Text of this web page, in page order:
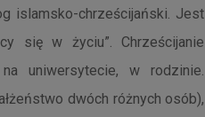
islamsko-chrześcijański. Jest
się w życiu”. Chrześcijanie
uniwersytecie, w rodzinie.
dwóch różnych osób),